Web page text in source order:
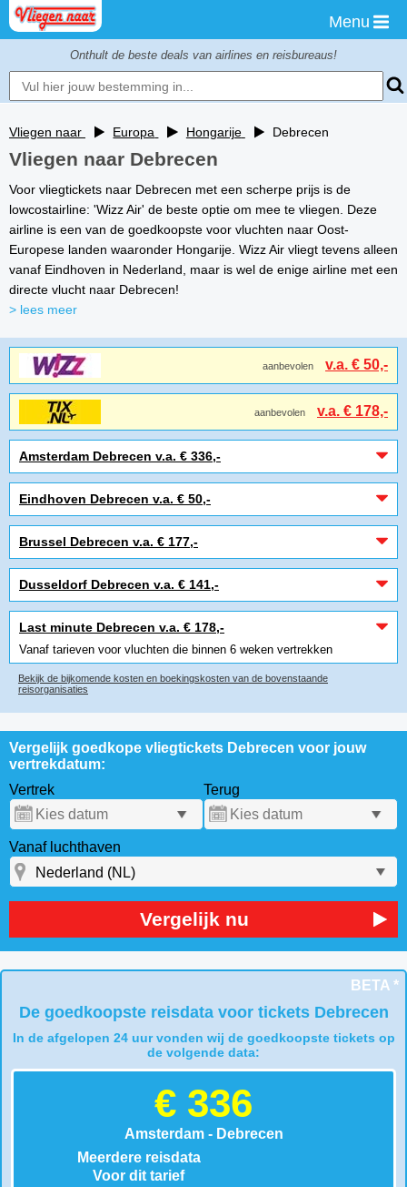
Menu
Onthult de beste deals van airlines en reisbureaus!
Vliegen naar Europa Hongarije Debrecen
Vliegen naar Debrecen
Voor vliegtickets naar Debrecen met een scherpe prijs is de
lowcostairline: 'Wizz Air' de beste optie om mee te vliegen. Deze
airline is een van de goedkoopste voor vluchten naar Oost-
Europese landen waaronder Hongarije. Wizz Air vliegt tevens alleen
vanaf Eindhoven in Nederland, maar is wel de enige airline met een
directe vlucht naar Debrecen!
> lees meer
aanbevolen v.a. € 50,-
aanbevolen v.a. € 178,-
Amsterdam Debrecen v.a. € 336,-
Eindhoven Debrecen v.a. € 50,-
Brussel Debrecen v.a. € 177,-
Dusseldorf Debrecen v.a. € 141,-
Last minute Debrecen v.a. € 178,-
Vanaf tarieven voor vluchten die binnen 6 weken vertrekken
Bekijk de bijkomende kosten en boekingskosten van de bovenstaande
reisorganisaties
Vergelijk goedkope vliegtickets Debrecen voor jouw
vertrekdatum:
Vertrek
Terug
Vanaf luchthaven
Vergelijk nu
BETA *
De goedkoopste reisdata voor tickets Debrecen
In de afgelopen 24 uur vonden wij de goedkoopste tickets op
de volgende data:
€ 336
Amsterdam - Debrecen
Meerdere reisdata
Voor dit tarief